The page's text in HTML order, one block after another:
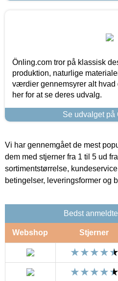
Önling.com tror på klassisk
produktion, naturlige
værdier gennemsyrer alt hvad
her for at se deres udvalg.
Se udvalget på
Vi har gennemgået de mest
dem med stjerner fra 1 til 5 ud
sortimentstørrelse,
betingelser, leveringsformer og
Bedst
Webshop Stjerner